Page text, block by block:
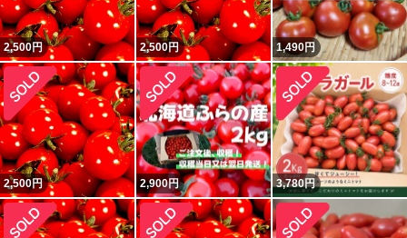
2,500円 2,500円 1,490円
2,500円 2,900円 3,780円